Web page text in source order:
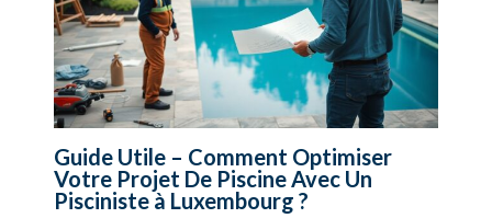
Guide Utile – Comment Optimiser
Votre Projet De Piscine Avec Un
Pisciniste à Luxembourg ?